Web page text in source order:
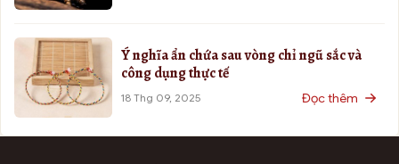
Ý nghĩa ẩn chứa sau vòng chỉ ngũ sắc và
công dụng thực tế
18 Thg 09, 2025 Đọc thêm